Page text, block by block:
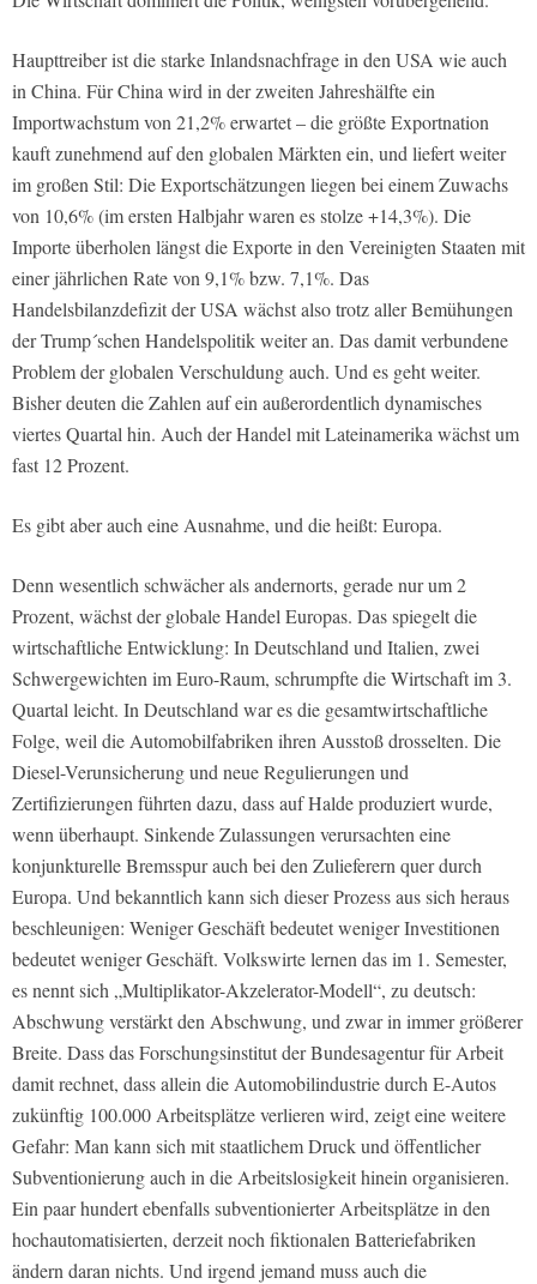
Haupttreiber ist die starke Inlandsnachfrage in den USA wie auch
in China. Für China wird in der zweiten Jahreshälfte ein
Importwachstum von 21,2% erwartet – die größte Exportnation
kauft zunehmend auf den globalen Märkten ein, und liefert weiter
im großen Stil: Die Exportschätzungen liegen bei einem Zuwachs
von 10,6% (im ersten Halbjahr waren es stolze +14,3%). Die
Importe überholen längst die Exporte in den Vereinigten Staaten mit
einer jährlichen Rate von 9,1% bzw. 7,1%. Das
Handelsbilanzdefizit der USA wächst also trotz aller Bemühungen
der Trump´schen Handelspolitik weiter an. Das damit verbundene
Problem der globalen Verschuldung auch. Und es geht weiter.
Bisher deuten die Zahlen auf ein außerordentlich dynamisches
viertes Quartal hin. Auch der Handel mit Lateinamerika wächst um
fast 12 Prozent.
Es gibt aber auch eine Ausnahme, und die heißt: Europa.
Denn wesentlich schwächer als andernorts, gerade nur um 2
Prozent, wächst der globale Handel Europas. Das spiegelt die
wirtschaftliche Entwicklung: In Deutschland und Italien, zwei
Schwergewichten im Euro-Raum, schrumpfte die Wirtschaft im 3.
Quartal leicht. In Deutschland war es die gesamtwirtschaftliche
Folge, weil die Automobilfabriken ihren Ausstoß drosselten. Die
Diesel-Verunsicherung und neue Regulierungen und
Zertifizierungen führten dazu, dass auf Halde produziert wurde,
wenn überhaupt. Sinkende Zulassungen verursachten eine
konjunkturelle Bremsspur auch bei den Zulieferern quer durch
Europa. Und bekanntlich kann sich dieser Prozess aus sich heraus
beschleunigen: Weniger Geschäft bedeutet weniger Investitionen
bedeutet weniger Geschäft. Volkswirte lernen das im 1. Semester,
es nennt sich „Multiplikator-Akzelerator-Modell“, zu deutsch:
Abschwung verstärkt den Abschwung, und zwar in immer größerer
Breite. Dass das Forschungsinstitut der Bundesagentur für Arbeit
damit rechnet, dass allein die Automobilindustrie durch E-Autos
zukünftig 100.000 Arbeitsplätze verlieren wird, zeigt eine weitere
Gefahr: Man kann sich mit staatlichem Druck und öffentlicher
Subventionierung auch in die Arbeitslosigkeit hinein organisieren.
Ein paar hundert ebenfalls subventionierter Arbeitsplätze in den
hochautomatisierten, derzeit noch fiktionalen Batteriefabriken
ändern daran nichts. Und irgend jemand muss auch die